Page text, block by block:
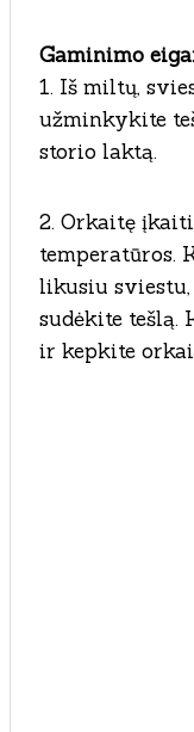
Gaminimo eiga:
1. Iš miltų,
užminkykite
storio laktą.
2. Orkaitę
temperatūros.
likusiu
sudėkite tešlą.
ir kepkite